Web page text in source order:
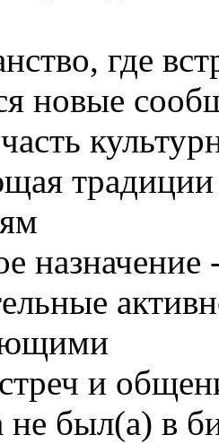
где
новые
назначение
и
не был(а) в